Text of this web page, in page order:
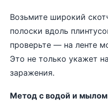
Возьмите широкий
полоски вдоль
проверьте — на ленте
Это не только укажет
заражения.
Метод с водой и мылом